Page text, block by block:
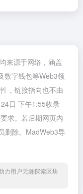
来源于网络，涵盖
数字钱包等Web3领
，链接指向也不由
日 下午1:55收录
求。若后期网页内
删除。MadWeb3导
力用户无缝探索区块